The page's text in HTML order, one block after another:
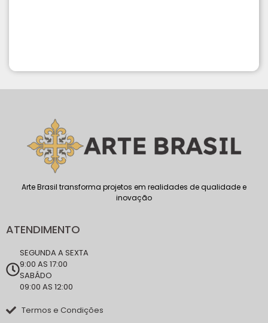
Arte Brasil transforma projetos em realidades de qualidade e
inovação
ATENDIMENTO
SEGUNDA A SEXTA
9:00 AS 17:00
SABÁDO
09:00 AS 12:00
Termos e Condições